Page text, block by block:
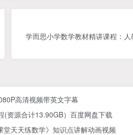
学而思小学数学教材精讲课程：
高清视频带英文字幕
(资源合计13.90GB）百度网盘下载
堂天天练数学》知识点讲解动画视频